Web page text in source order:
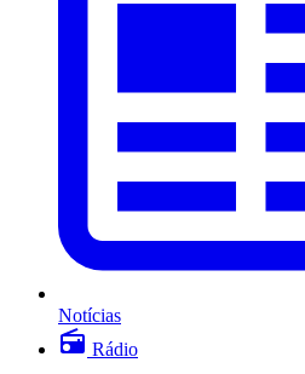
Notícias
Rádio